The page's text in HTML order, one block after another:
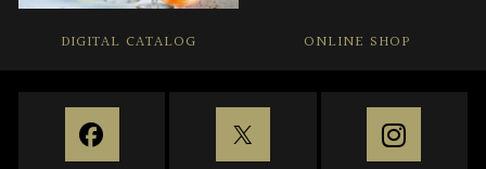
DIGITAL CATALOG ONLINE SHOP